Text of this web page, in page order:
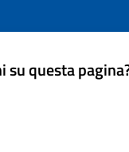
su questa